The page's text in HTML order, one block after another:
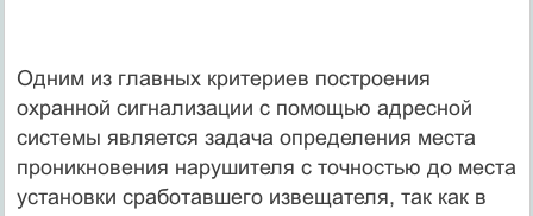
Одним из главных критериев построения
охранной сигнализации с помощью адресной
системы является задача определения места
проникновения нарушителя с точностью до места
установки сработавшего извещателя, так как в